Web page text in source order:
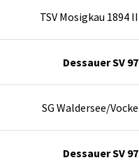
TSV Mosigkau 1894 II
Dessauer SV 97
SG Waldersee/Vocke
Dessauer SV 97